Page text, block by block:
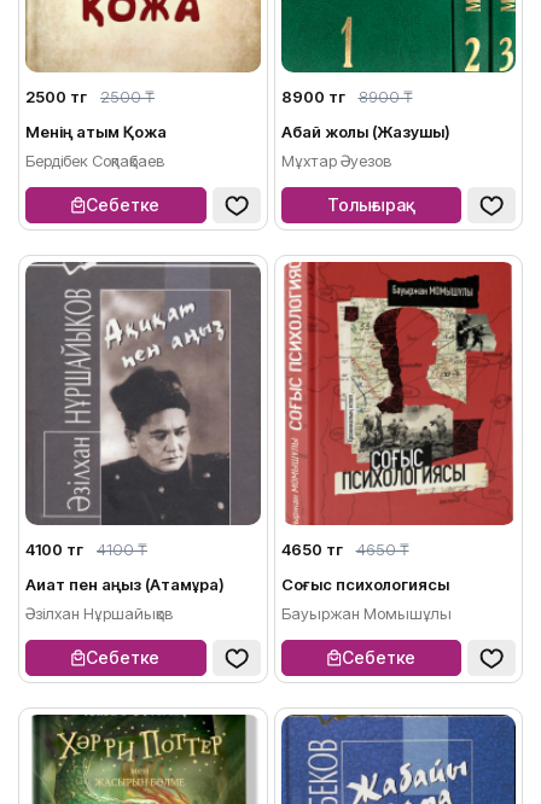
2500 тг
2500 ₸
Менің атым Қожа
Бердібек Соқпақбаев
Себетке
8900 тг
8900 ₸
Абай жолы (Жазушы)
Мұхтар Әуезов
Толығырақ
4100 тг
4100 ₸
Ақиқат пен аңыз (Атамұра)
Әзілхан Нұршайықов
Себетке
4650 тг
4650 ₸
Соғыс психологиясы
Бауыржан Момышұлы
Себетке